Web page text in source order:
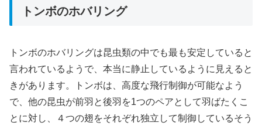
トンボのホバリング
トンボのホバリングは昆虫類の中でも最も安定していると
言われているようで、本当に静止しているように見えると
きがあります。トンボは、高度な飛行制御が可能なよう
で、他の昆虫が前羽と後羽を1つのペアとして羽ばたくこ
とに対し、４つの翅をそれぞれ独立して制御しているそう